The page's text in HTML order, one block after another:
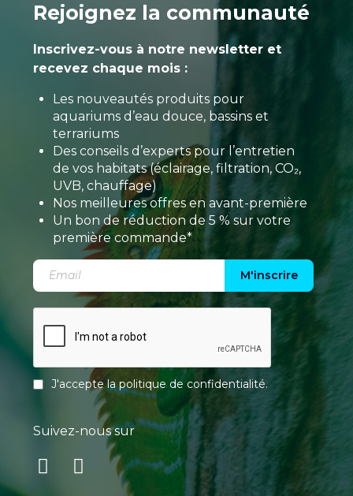
Rejoignez la communauté
Inscrivez-vous à notre newsletter et
recevez chaque mois :
Les nouveautés produits pour
aquariums d’eau douce, bassins et
terrariums
Des conseils d’experts pour l’entretien
de vos habitats (éclairage, filtration, CO₂,
UVB, chauffage)
Nos meilleures offres en avant-première
Un bon de réduction de 5 % sur votre
première commande*
M'inscrire
J'accepte lapolitique de confidentialité.
Suivez-nous sur